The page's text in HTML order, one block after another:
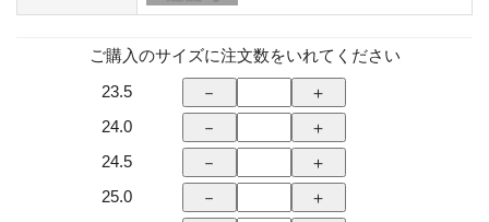
ご購入のサイズに注文数をいれてください
23.5
24.0
24.5
25.0